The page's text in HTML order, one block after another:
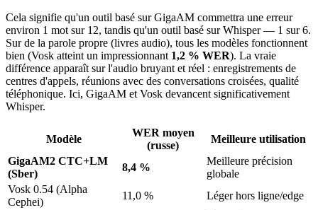
Cela signifie qu'un outil basé sur GigaAM commettra une erreur
environ 1 mot sur 12, tandis qu'un outil basé sur Whisper — 1 sur 6.
Sur de la parole propre (livres audio), tous les modèles fonctionnent
bien (Vosk atteint un impressionnant 1,2 % WER). La vraie
différence apparaît sur l'audio bruyant et réel : enregistrements de
centres d'appels, réunions avec des conversations croisées, qualité
téléphonique. Ici, GigaAM et Vosk devancent significativement
Whisper.
Modèle
WER moyen
(russe)
Meilleure utilisation
GigaAM2 CTC+LM
(Sber)
8,4 %
Meilleure précision
globale
Vosk 0.54 (Alpha
Cephei)
11,0 % Léger hors ligne/edge